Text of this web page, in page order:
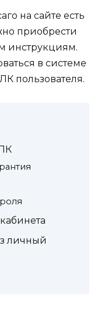
на сайте есть
приобрести
инструкциям.
в системе
пользователя.
личный